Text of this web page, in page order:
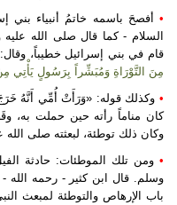
• أفصحَ باسمه خاتمُ أنبياء بني
السلام - كما قال صلى الله
قام في بني إسرائيل خطيباً،
مِنَ التَّوْرَاةِ وَمُبَشِّراً بِرَسُولٍ يَأْتِي
•وكذلك قوله: «وَرَأَتْ أُمِّي أَنَّهُ
كان مناماً رأته حين حملت به،
وكان ذلك توطئة، لبعثته صلى الله
• ومن تلك الموطئات: حادثة
وسلم. قال ابن كثير - رحمه
باب الإرهاص والتوطئة لمبعث